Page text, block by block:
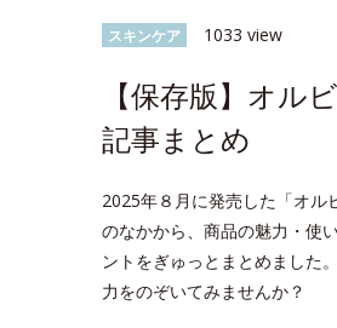
スキンケア 1033 view
【保存版】オル
記事まとめ
2025年８月に発売した「オ
のなかから、商品の魅力・使
ントをぎゅっとまとめました
力をのぞいてみませんか？